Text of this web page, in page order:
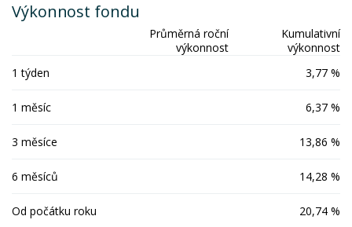
Výkonnost fondu
Průměrná roční
výkonnost
Kumulativní
výkonnost
1 týden
3,77 %
1 měsíc 6,37 %
3 měsíce 13,86 %
6 měsíců 14,28 %
Od počátku roku 20,74 %